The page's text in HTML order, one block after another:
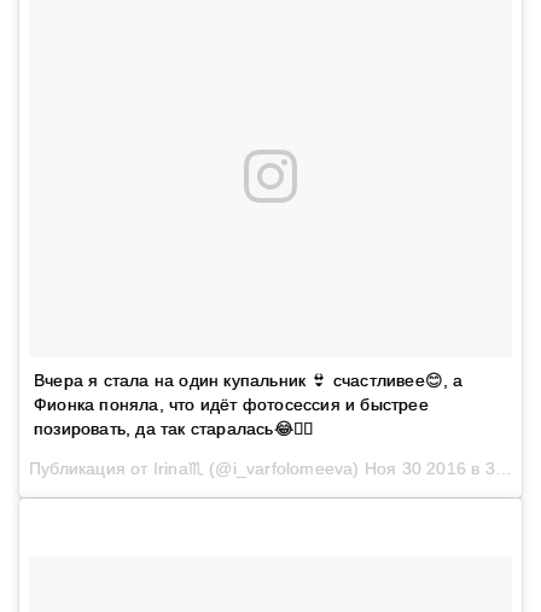
Вчера я стала на один купальник 👙 счастливее😊, а
Фионка поняла, что идёт фотосессия и быстрее
позировать, да так старалась😂👍🏼
Публикация от Irina♏️ (@i_varfolomeeva) Ноя 30 2016 в 3:18 PST